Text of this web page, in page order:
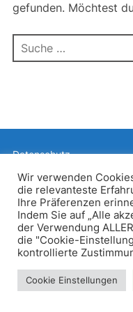
gefunden. Möchtest
Suchen
nach:
Datenschutz
Inspiro
Wir verwenden
die relevanteste
Ihre Präferenzen
Indem Sie auf „Alle
der Verwendung
die "Cookie-
kontrollierte
Cookie Einstellungen